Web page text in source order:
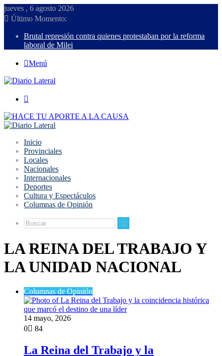
jueves , 6 agosto 2026
Último Momento:
Brutal represión contra quienes protestaban por la reforma
laboral de Milei
Menú
Inicio
Provinciales
Locales
Nacionales
Internacionales
Deportes
Cultura y Espectáculos
Columnas de Opinión
Buscar
LA REINA DEL TRABAJO Y
LA UNIDAD NACIONAL
Columnas de Opinión
14 mayo, 2026
0
84
La Reina del Trabajo y la